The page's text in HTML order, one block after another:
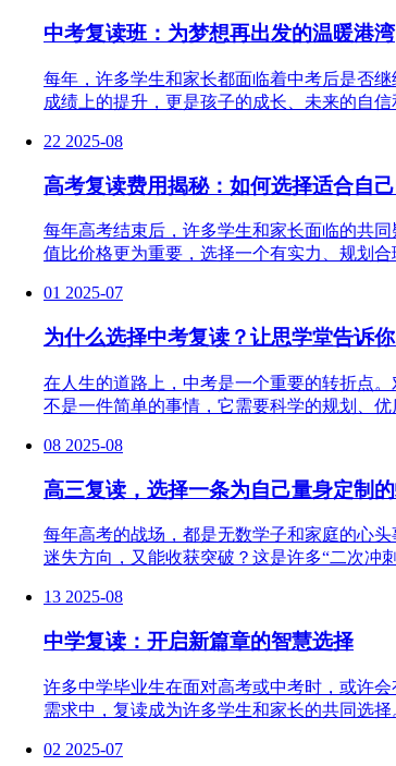
中考复读班：为梦想再出发的温暖港湾
每年，许多学生和家长都面临着中考后是否
成绩上的提升，更是孩子的成长、未来的自
22 2025-08
高考复读费用揭秘：如何选择适合自
每年高考结束后，许多学生和家长面临的共
值比价格更为重要，选择一个有实力、规划
01 2025-07
为什么选择中考复读？让思学堂告诉你
在人生的道路上，中考是一个重要的转折点
不是一件简单的事情，它需要科学的规划、
08 2025-08
高三复读，选择一条为自己量身定制
每年高考的战场，都是无数学子和家庭的心
迷失方向，又能收获突破？这是许多“二次冲
13 2025-08
中学复读：开启新篇章的智慧选择
许多中学毕业生在面对高考或中考时，或许
需求中，复读成为许多学生和家长的共同选
02 2025-07